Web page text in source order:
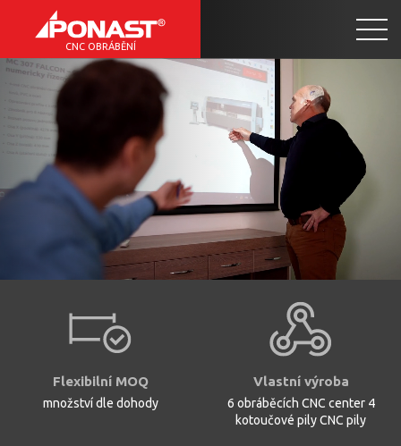
CNC OBRÁBĚNÍ
Flexibilní MOQ
množství dle dohody
Vlastní výroba
6 obráběcích CNC center 4
kotoučové pily CNC pily